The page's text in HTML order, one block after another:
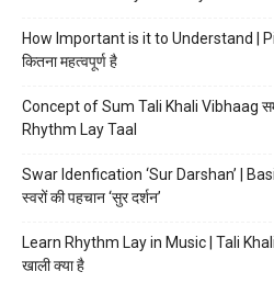
How Important is it to Understand |
कितना महत्वपूर्ण है
Concept of Sum Tali Khali Vibhaag सम
Rhythm Lay Taal
Swar Idenfication ‘Sur Darshan’ |
स्वरों की पहचान ‘सुर दर्शन’
Learn Rhythm Lay in Music | Tali
खाली क्या है